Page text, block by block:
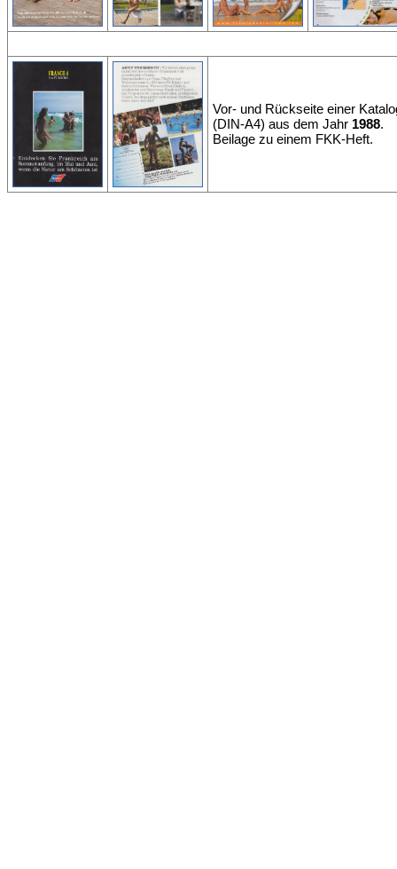
Vor- und Rückseite einer
(DIN-A4) aus dem Jahr 1988.
Beilage zu einem FKK-Heft.